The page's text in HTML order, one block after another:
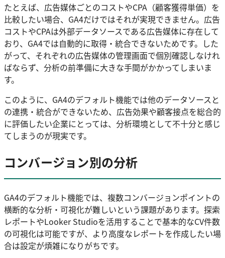
たとえば、広告媒体ごとのコストやCPA（顧客獲得単価）を
比較したい場合、GA4だけではそれが実現できません。広告
コストやCPAは外部データソースである広告媒体に存在して
おり、GA4では自動的に取得・統合できないためです。した
がって、それぞれの広告媒体の管理画面で個別確認しなけれ
ばならず、分析の前準備に大きな手間がかかってしまいま
す。
このように、GA4のデフォルト機能では他のデータソースと
の連携・統合ができないため、広告効果や顧客接点を総合的
に評価したい企業にとっては、分析環境として不十分と感じ
てしまうのが現実です。
コンバージョン別の分析
GA4のデフォルト機能では、複数コンバージョンポイントの
横断的な分析・可視化が難しいという課題があります。探索
レポートやLooker Studioを活用することで基本的なCV件数
の可視化は可能ですが、より高度なレポートを作成したい場
合は設定が煩雑になりがちです。